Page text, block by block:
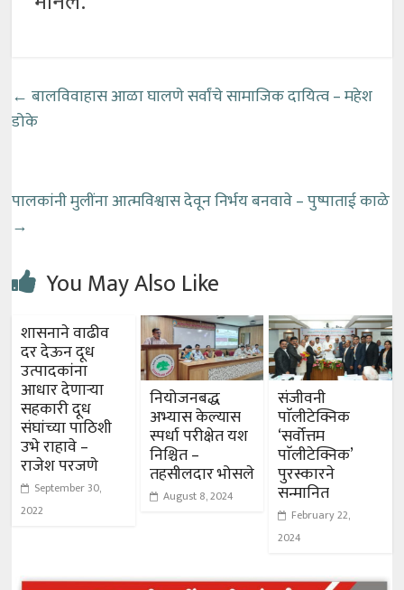
← बालविवाहास आळा घालणे सर्वांचे सामाजिक दायित्व – महेश
डोके
पालकांनी मुलींना आत्मविश्वास देवून निर्भय बनवावे – पुष्पाताई काळे
→
You May Also Like
शासनाने वाढीव
दर देऊन दूध
उत्पादकांना
आधार देणाऱ्या
सहकारी दूध
संघांच्या पाठिशी
उभे राहावे –
राजेश परजणे
September 30,
2022
नियोजनबद्ध
अभ्यास केल्यास
स्पर्धा परीक्षेत यश
निश्चित –
तहसीलदार भोसले
August 8, 2024
संजीवनी
पाॅलीटेक्निक
‘सर्वोत्तम
पाॅलीटेक्निक’
पुरस्कारने
सन्मानित
February 22,
2024